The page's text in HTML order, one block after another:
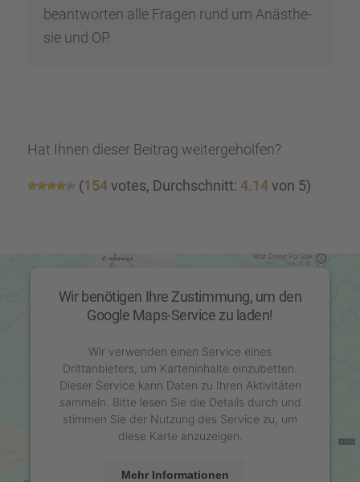
beant­wor­ten alle Fragen rund um Anästhe­
sie und OP.
Hat Ihnen dieser Beitrag weiter­ge­hol­fen?
(154votes, Durch­schnitt: 4.14von 5)
Wir benötigen Ihre Zustimmung, um den
Google Maps-Service zu laden!
Wir verwenden einen Service eines
Drittanbieters, um Karteninhalte einzubetten.
Dieser Service kann Daten zu Ihren Aktivitäten
sammeln. Bitte lesen Sie die Details durch und
stimmen Sie der Nutzung des Service zu, um
diese Karte anzuzeigen.
Mehr Informationen